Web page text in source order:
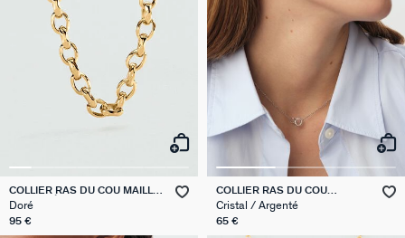
COLLIER RAS DU COU MAILLE
MARTELÉE
Doré
95 €
COLLIER RAS DU COU
RONDOU
Cristal / Argenté
65 €